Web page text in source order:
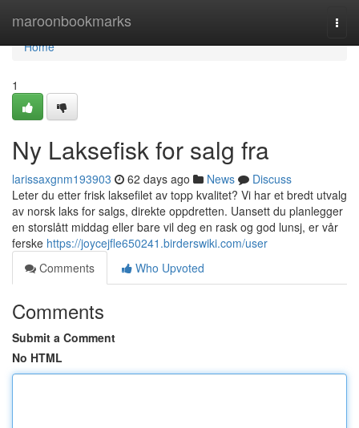
maroonbookmarks
Home
Home
1
Ny Laksefisk for salg fra
larissaxgnm193903 62 days ago News
Discuss
Leter du etter frisk laksefilet av topp kvalitet? Vi har et bredt utvalg
av norsk laks for salgs, direkte oppdretten. Uansett du planlegger
en storslått middag eller bare vil deg en rask og god lunsj, er vår
ferske https://joycejfle650241.birderswiki.com/user
Comments
Who Upvoted
Comments
Submit a Comment
No HTML